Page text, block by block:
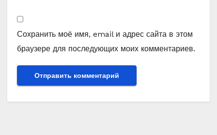
Сохранить моё имя, email и адрес сайта в этом
браузере для последующих моих комментариев.